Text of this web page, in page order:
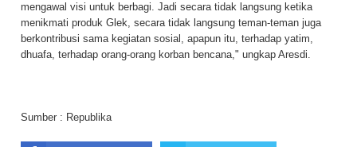
mengawal visi untuk berbagi. Jadi secara tidak langsung ketika
menikmati produk Glek, secara tidak langsung teman-teman juga
berkontribusi sama kegiatan sosial, apapun itu, terhadap yatim,
dhuafa, terhadap orang-orang korban bencana," ungkap Aresdi.
Sumber : Republika